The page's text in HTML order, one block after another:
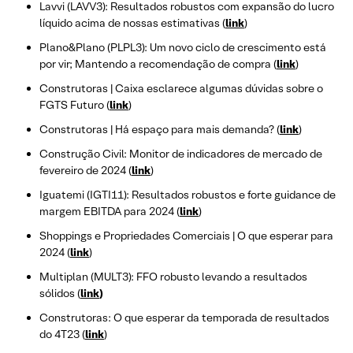
Lavvi (LAVV3): Resultados robustos com expansão do lucro
líquido acima de nossas estimativas (link)
Plano&Plano (PLPL3): Um novo ciclo de crescimento está
por vir; Mantendo a recomendação de compra (link)
Construtoras | Caixa esclarece algumas dúvidas sobre o
FGTS Futuro (link)
Construtoras | Há espaço para mais demanda? (link)
Construção Civil: Monitor de indicadores de mercado de
fevereiro de 2024 (link)
Iguatemi (IGTI11): Resultados robustos e forte guidance de
margem EBITDA para 2024 (link)
Shoppings e Propriedades Comerciais | O que esperar para
2024 (link)
Multiplan (MULT3): FFO robusto levando a resultados
sólidos (link)
Construtoras: O que esperar da temporada de resultados
do 4T23 (link)